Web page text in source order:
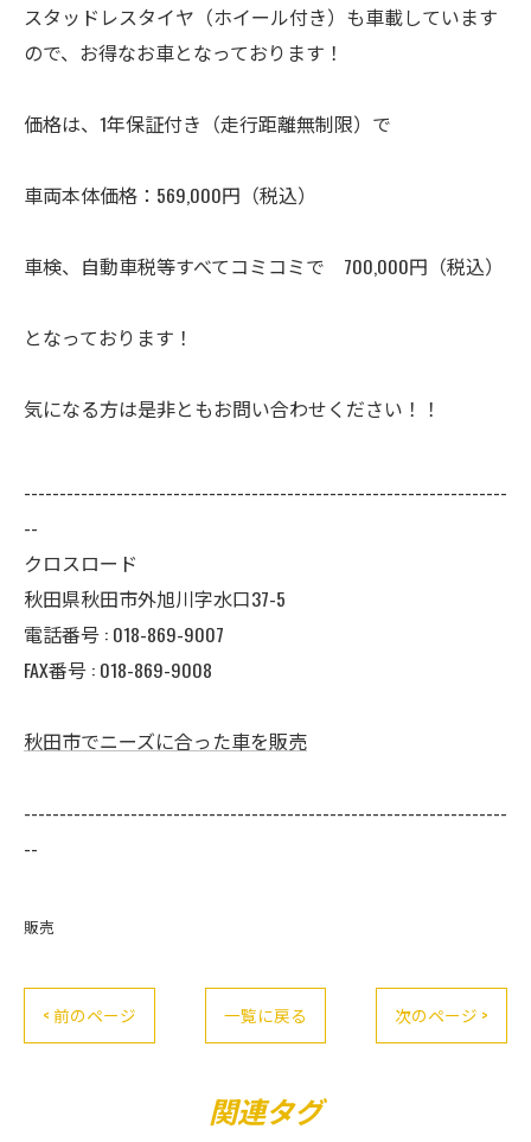
スタッドレスタイヤ（ホイール付き）も車載しています
ので、お得なお車となっております！
価格は、1年保証付き（走行距離無制限）で
車両本体価格：569,000円（税込）
車検、自動車税等すべてコミコミで 700,000円（税込）
となっております！
気になる方は是非ともお問い合わせください！！
--------------------------------------------------------------------
--
クロスロード
秋田県秋田市外旭川字水口37-5
電話番号 : 018-869-9007
FAX番号 : 018-869-9008
秋田市でニーズに合った車を販売
--------------------------------------------------------------------
--
販売
< 前のページ 一覧に戻る 次のページ >
関連タグ